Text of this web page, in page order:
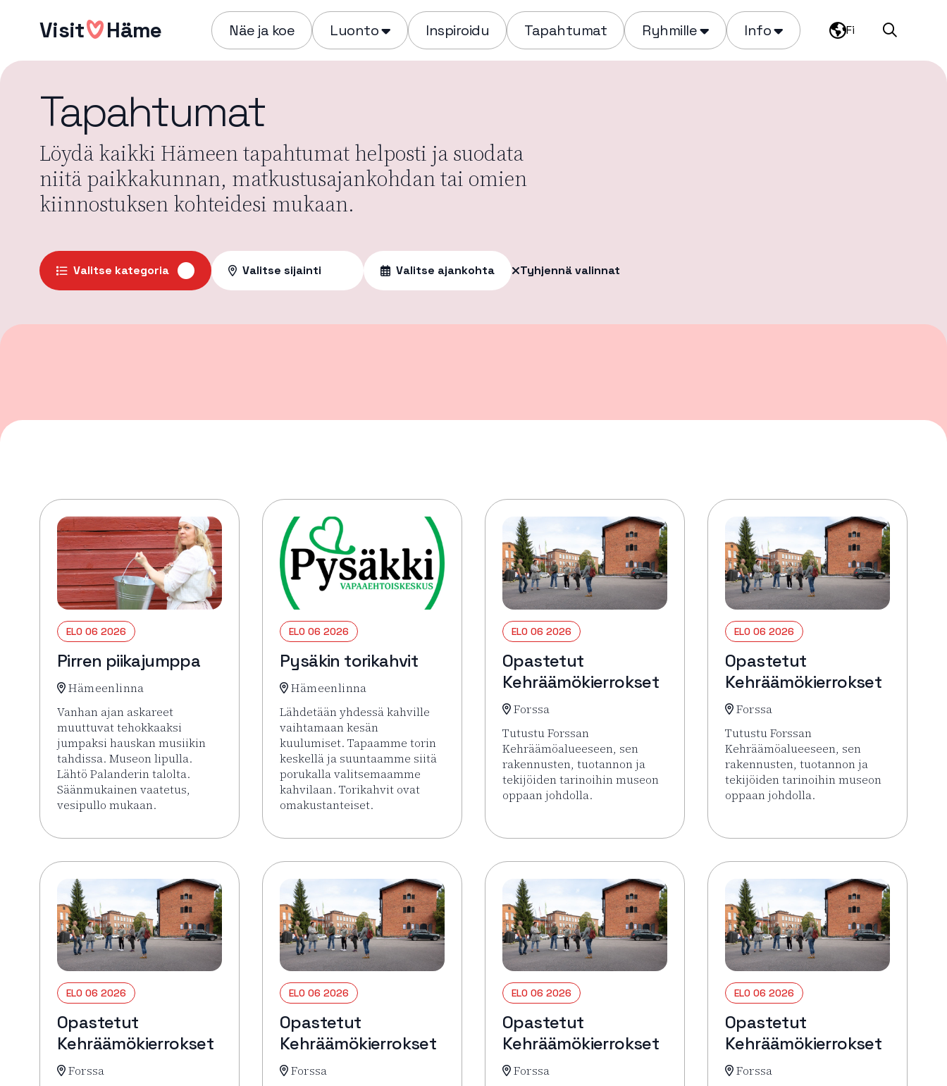
sisältöönVisit Häme Näe ja koe Luonto Inspiroidu Tapahtumat Ryhmille Info Fi Haku
Tapahtumat
Löydä kaikki Hämeen tapahtumat helposti ja suodata
niitä paikkakunnan, matkustusajankohdan tai omien
kiinnostuksen kohteidesi mukaan.
Valitse kategoria Valitse sijainti Valitse ajankohta Tyhjennä valinnat
ELO 06 2026
Pirren piikajumppa
Hämeenlinna
Vanhan ajan askareet
muuttuvat tehokkaaksi
jumpaksi hauskan musiikin
tahdissa. Museon lipulla.
Lähtö Palanderin talolta.
Säänmukainen vaatetus,
vesipullo mukaan.
Lue lisää tapahtumasta Pirren piikajumppa
ELO 06 2026
Pysäkin torikahvit
Hämeenlinna
Lähdetään yhdessä kahville
vaihtamaan kesän
kuulumiset. Tapaamme torin
keskellä ja suuntaamme siitä
porukalla valitsemaamme
kahvilaan. Torikahvit ovat
omakustanteiset.
Lue lisää tapahtumasta Pysäkin torikahvit
ELO 06 2026
Opastetut
Kehräämökierrokset
Forssa
Tutustu Forssan
Kehräämöalueeseen, sen
rakennusten, tuotannon ja
tekijöiden tarinoihin museon
oppaan johdolla.
Lue lisää tapahtumasta Opastetut Kehräämökierrokset
ELO 06 2026
Opastetut
Kehräämökierrokset
Forssa
Tutustu Forssan
Kehräämöalueeseen, sen
rakennusten, tuotannon ja
tekijöiden tarinoihin museon
oppaan johdolla.
Lue lisää tapahtumasta Opastetut
ELO 06 2026
Opastetut
Kehräämökierrokset
Forssa
ELO 06 2026
Opastetut
Kehräämökierrokset
Forssa
ELO 06 2026
Opastetut
Kehräämökierrokset
Forssa
ELO 06 2026
Opastetut
Kehräämökierrokset
Forssa